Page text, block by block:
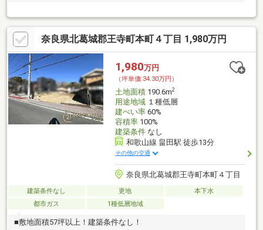
奈良県北葛城郡王寺町本町４丁目 1,980万円
1,980万円
（坪単価:34.30万円）
土地面積190.6m2
用途地域１種低層
建ぺい率60%
容積率100%
建築条件なし
和歌山線 畠田駅 徒歩13分
その他の交通
奈良県北葛城郡王寺町本町４丁目
建築条件なし 更地
本下水
都市ガス
1種低層地域
■敷地面積57坪以上！建築条件なし！